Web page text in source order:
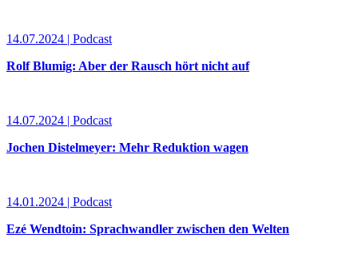
14.07.2024 | Podcast
Rolf Blumig: Aber der Rausch hört nicht auf
14.07.2024 | Podcast
Jochen Distelmeyer: Mehr Reduktion wagen
14.01.2024 | Podcast
Ezé Wendtoin: Sprachwandler zwischen den Welten